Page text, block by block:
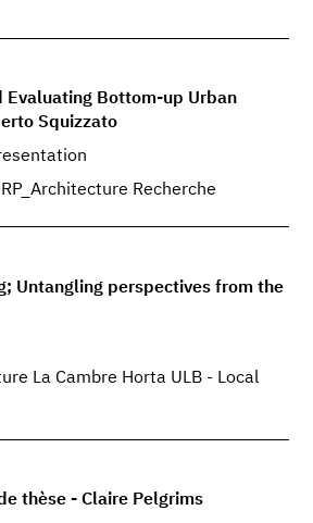
Evaluating Bottom-up Urban
Squizzato
Recherche
Untangling perspectives from the
La Cambre Horta ULB - Local
thèse - Claire Pelgrims